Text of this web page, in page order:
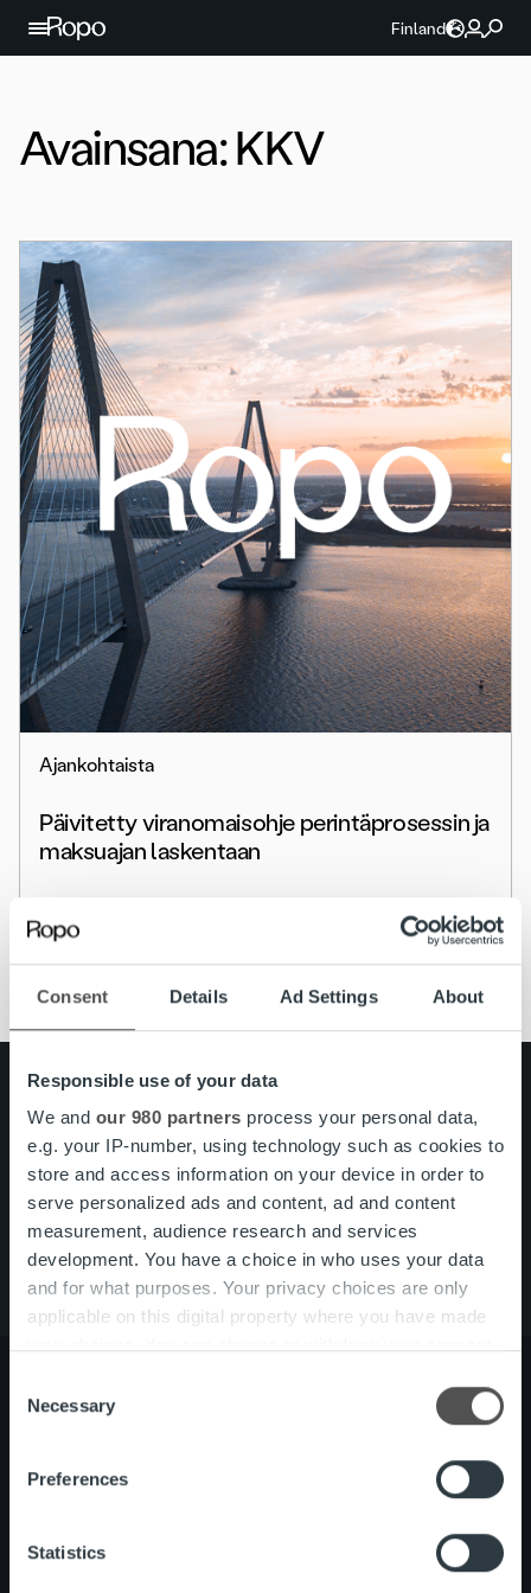
Consent Details Ad Settings About
Responsible use of your data
We and our 980 partners process your personal data,
e.g. your IP-number, using technology such as cookies to
store and access information on your device in order to
serve personalized ads and content, ad and content
measurement, audience research and services
development. You have a choice in who uses your data
and for what purposes. Your privacy choices are only
applicable on this digital property where you have made
the Privacy trigger icon.
Find out more about how your personal data is processed
and set your preferences in the
We use cookies to personalise content and ads, to
provide social media features and to analyse our traffic.
Selection
Necessary
Preferences
Statistics
Jatka sisältöön
Finland
Avainsana:KKV
Ajankohtaista
Päivitetty viranomaisohje perintäprosessin ja
maksuajan laskentaan
Lue lisää
Pikalinkit
Yhteystiedot
Ura Ropolla
Palvelut
Tietoa meistä
Search for:
Ihmiset ja kulttuurimme